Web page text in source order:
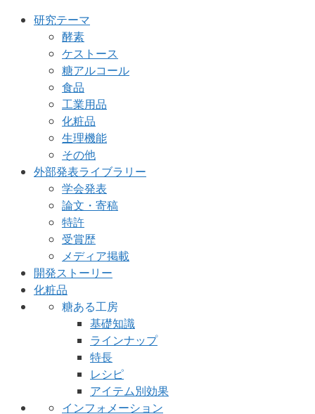
研究テーマ
酵素
ケストース
糖アルコール
食品
工業用品
化粧品
生理機能
その他
外部発表ライブラリー
学会発表
論文・寄稿
特許
受賞歴
メディア掲載
開発ストーリー
化粧品
糖ある工房
基礎知識
ラインナップ
特長
レシピ
アイテム別効果
インフォメーション